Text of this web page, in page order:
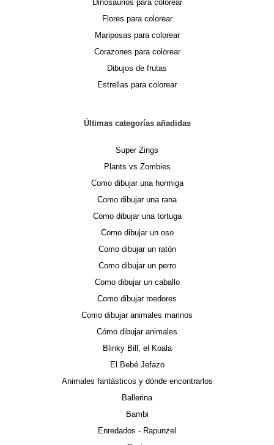
Dinosaurios para colorear
Flores para colorear
Mariposas para colorear
Corazones para colorear
Dibujos de frutas
Estrellas para colorear
Últimas categorías añadidas
Super Zings
Plants vs Zombies
Como dibujar una hormiga
Como dibujar una rana
Como dibujar una tortuga
Como dibujar un oso
Como dibujar un ratón
Como dibujar un perro
Como dibujar un caballo
Como dibujar roedores
Como dibujar animales marinos
Cómo dibujar animales
Blinky Bill, el Koala
El Bebé Jefazo
Animales fantásticos y dónde encontrarlos
Ballerina
Bambi
Enredados - Rapunzel